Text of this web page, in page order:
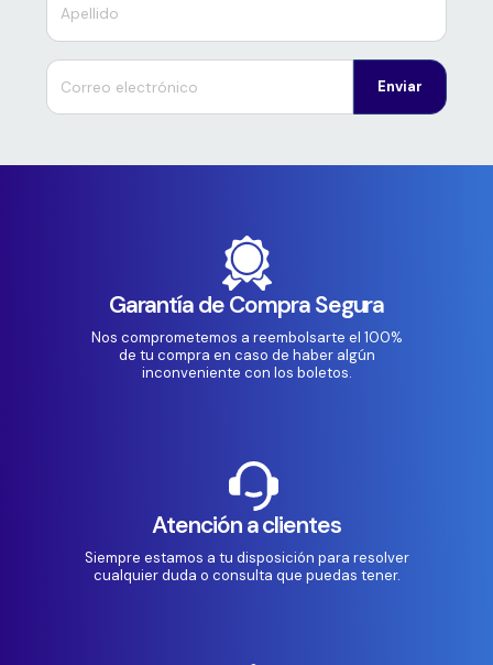
Enviar
Garantía de Compra Segura
Nos comprometemos a reembolsarte el 100%
de tu compra en caso de haber algún
inconveniente con los boletos.
Atención a clientes
Siempre estamos a tu disposición para resolver
cualquier duda o consulta que puedas tener.